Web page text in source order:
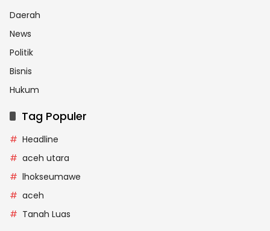
Daerah
News
Politik
Bisnis
Hukum
Tag Populer
Headline
aceh utara
lhokseumawe
aceh
Tanah Luas